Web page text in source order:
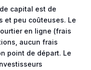
capital est de
et peu coûteuses. Le
en ligne (frais
aucun frais
point de départ. Le